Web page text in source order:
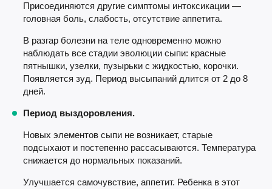
Присоединяются другие симптомы интоксикации —
головная боль, слабость, отсутствие аппетита.
В разгар болезни на теле одновременно можно
наблюдать все стадии эволюции сыпи: красные
пятнышки, узелки, пузырьки с жидкостью, корочки.
Появляется зуд. Период высыпаний длится от 2 до 8
дней.
Период выздоровления.
Новых элементов сыпи не возникает, старые
подсыхают и постепенно рассасываются. Температура
снижается до нормальных показаний.
Улучшается самочувствие, аппетит. Ребенка в этот